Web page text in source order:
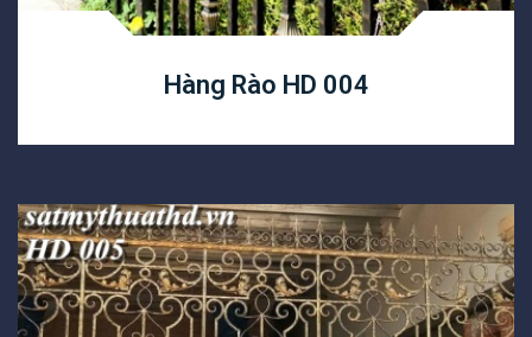
Hàng Rào HD 004